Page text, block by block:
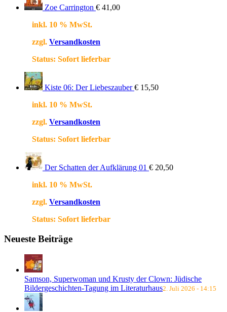
Zoe Carrington € 41,00
inkl. 10 % MwSt.
zzgl. Versandkosten
Status: Sofort lieferbar
Kiste 06: Der Liebeszauber € 15,50
inkl. 10 % MwSt.
zzgl. Versandkosten
Status: Sofort lieferbar
Der Schatten der Aufklärung 01 € 20,50
inkl. 10 % MwSt.
zzgl. Versandkosten
Status: Sofort lieferbar
Neueste Beiträge
Samson, Superwoman und Krusty der Clown: Jüdische
Bildergeschichten-Tagung im Literaturhaus2. Juli 2026 - 14:15